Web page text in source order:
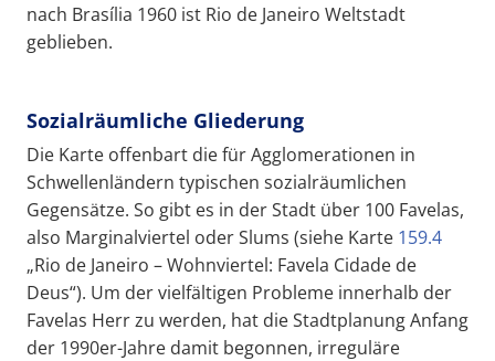
nach Brasília 1960 ist Rio de Janeiro Weltstadt
geblieben.
Sozialräumliche Gliederung
Die Karte offenbart die für Agglomerationen in
Schwellenländern typischen sozialräumlichen
Gegensätze. So gibt es in der Stadt über 100 Favelas,
also Marginalviertel oder Slums (siehe Karte 159.4
„Rio de Janeiro – Wohnviertel: Favela Cidade de
Deus“). Um der vielfältigen Probleme innerhalb der
Favelas Herr zu werden, hat die Stadtplanung Anfang
der 1990er-Jahre damit begonnen, irreguläre